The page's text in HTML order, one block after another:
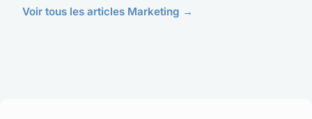
Voir tous les articles Marketing →